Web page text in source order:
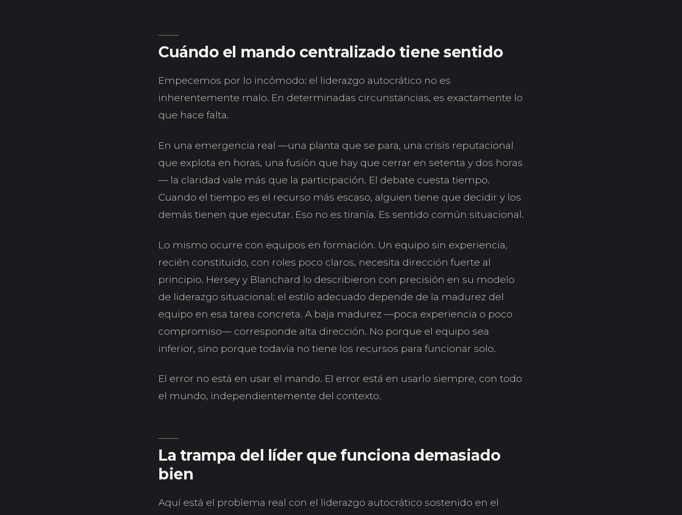
Cuándo el mando centralizado tiene sentido
Empecemos por lo incómodo: el liderazgo autocrático no es
inherentemente malo. En determinadas circunstancias, es exactamente lo
que hace falta.
En una emergencia real —una planta que se para, una crisis reputacional
que explota en horas, una fusión que hay que cerrar en setenta y dos horas
— la claridad vale más que la participación. El debate cuesta tiempo.
Cuando el tiempo es el recurso más escaso, alguien tiene que decidir y los
demás tienen que ejecutar. Eso no es tiranía. Es sentido común situacional.
Lo mismo ocurre con equipos en formación. Un equipo sin experiencia,
recién constituido, con roles poco claros, necesita dirección fuerte al
principio. Hersey y Blanchard lo describieron con precisión en su modelo
de liderazgo situacional: el estilo adecuado depende de la madurez del
equipo en esa tarea concreta. A baja madurez —poca experiencia o poco
compromiso— corresponde alta dirección. No porque el equipo sea
inferior, sino porque todavía no tiene los recursos para funcionar solo.
El error no está en usar el mando. El error está en usarlo siempre, con todo
el mundo, independientemente del contexto.
La trampa del líder que funciona demasiado
bien
Aquí está el problema real con el liderazgo autocrático sostenido en el